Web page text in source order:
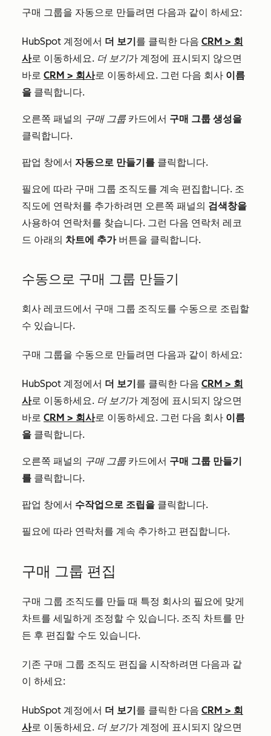
구매 그룹을 자동으로 만들려면 다음과 같이 하세요:
HubSpot 계정에서 더 보기 를 클릭한 다음 CRM > 회
사로 이동하세요. 더 보기가 계정에 표시되지 않으면
바로 CRM > 회사로 이동하세요. 그런 다음 회사 이름
을 클릭합니다.
오른쪽 패널의 구매 그룹 카드에서 구매 그룹 생성을
클릭합니다.
팝업 창에서 자동으로 만들기를 클릭합니다.
필요에 따라 구매 그룹 조직도를 계속 편집합니다. 조
직도에 연락처를 추가하려면 오른쪽 패널의 검색창을
사용하여 연락처를 찾습니다. 그런 다음 연락처 레코
드 아래의 차트에 추가버튼을 클릭합니다.
수동으로 구매 그룹 만들기
회사 레코드에서 구매 그룹 조직도를 수동으로 조립할
수 있습니다.
구매 그룹을 수동으로 만들려면 다음과 같이 하세요:
HubSpot 계정에서 더 보기 를 클릭한 다음 CRM > 회
사로 이동하세요. 더 보기가 계정에 표시되지 않으면
바로 CRM > 회사로 이동하세요. 그런 다음 회사 이름
을 클릭합니다.
오른쪽 패널의 구매 그룹 카드에서 구매 그룹 만들기
를 클릭합니다.
팝업 창에서 수작업으로 조립을 클릭합니다.
필요에 따라 연락처를 계속 추가하고 편집합니다.
구매 그룹 편집
구매 그룹 조직도를 만들 때 특정 회사의 필요에 맞게
차트를 세밀하게 조정할 수 있습니다. 조직 차트를 만
든 후 편집할 수도 있습니다.
기존 구매 그룹 조직도 편집을 시작하려면 다음과 같
이 하세요:
HubSpot 계정에서 더 보기 를 클릭한 다음 CRM > 회
사로 이동하세요. 더 보기가 계정에 표시되지 않으면